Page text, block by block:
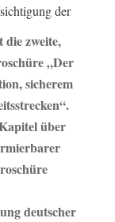
der
zweite,
„Der
sicherem
über
deutscher